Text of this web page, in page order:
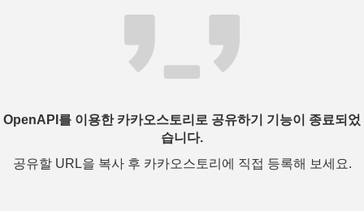
OpenAPI를 이용한 카카오스토리로 공유하기 기능이 종료되었
습니다.
공유할 URL을 복사 후 카카오스토리에 직접 등록해 보세요.